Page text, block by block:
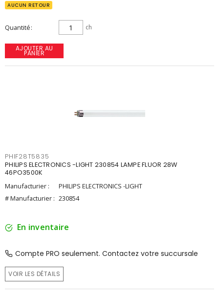
AUCUN RETOUR
Quantité ch
AJOUTER AU
PANIER
PHIF28T5835
PHILIPS ELECTRONICS -LIGHT 230854 LAMPE FLUOR 28W
46PO3500K
Manufacturier :
PHILIPS ELECTRONICS -LIGHT
# Manufacturier : 230854
En inventaire
Compte PRO seulement. Contactez votre succursale
VOIR LES DÉTAILS